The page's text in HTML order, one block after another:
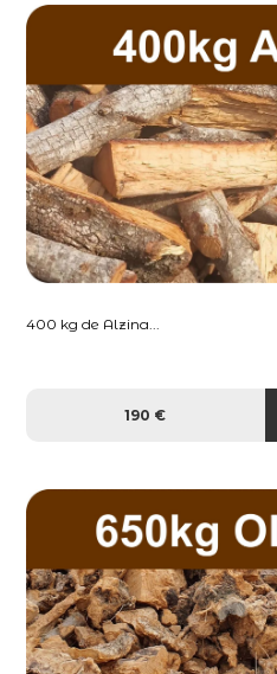
400 kg de Alzina...
190 €